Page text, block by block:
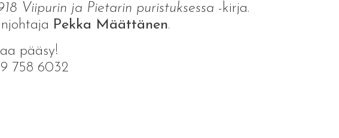
Viipurin ja Pietarin puristuksessa -kirja.
Pekka Määttänen.
pääsy!
758 6032